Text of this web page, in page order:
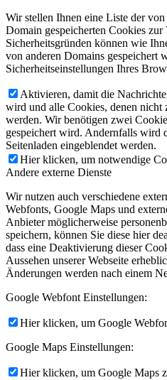
Wir stellen Ihnen eine Liste der
Domain gespeicherten Cookies
Sicherheitsgründen können wie
von anderen Domains gespeichert
Sicherheitseinstellungen Ihres
Aktivieren, damit die
wird und alle Cookies, denen nicht
werden. Wir benötigen zwei
gespeichert wird. Andernfalls wird
Seitenladen eingeblendet werden.
Hier klicken, um notwendige
Andere externe Dienste
Wir nutzen auch verschiedene
Webfonts, Google Maps und
Anbieter möglicherweise
speichern, können Sie diese hier
dass eine Deaktivierung dieser
Aussehen unserer Webseite
Änderungen werden nach einem
Google Webfont Einstellungen:
Hier klicken, um Google
Google Maps Einstellungen:
Hier klicken, um Google Maps